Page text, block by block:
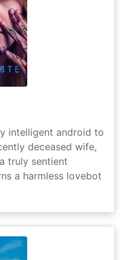
intelligent android to
deceased wife,
truly sentient
a harmless lovebot